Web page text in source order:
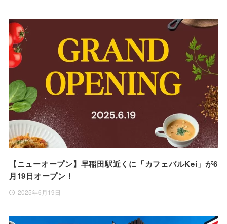
【ニューオープン】早稲田駅近くに「カフェバルKei」が6
月19日オープン！
2025年6月19日